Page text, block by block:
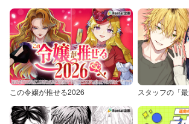
この令嬢が推せる2026 スタッフの「